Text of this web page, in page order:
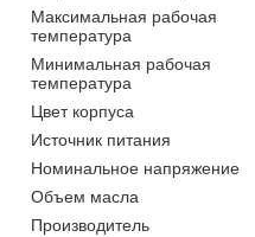
Максимальная рабочая
температура
Минимальная рабочая
температура
Цвет корпуса
Источник питания
Номинальное напряжение
Объем масла
Производитель